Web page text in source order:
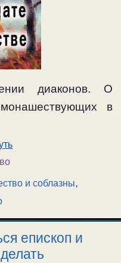
диаконов. О
в
и соблазны,
епископ и